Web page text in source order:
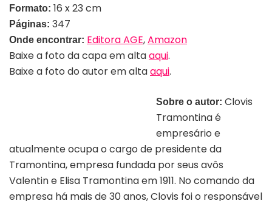
Formato: 16 x 23 cm
Páginas: 347
Onde encontrar: Editora AGE,Amazon
Baixe a foto da capa em altaaqui.
Baixe a foto do autor em altaaqui.
Sobre o autor: Clovis
Tramontina é
empresário e
atualmente ocupa o cargo de presidente da
Tramontina, empresa fundada por seus avôs
Valentin e Elisa Tramontina em 1911. No comando da
empresa há mais de 30 anos, Clovis foi o responsável